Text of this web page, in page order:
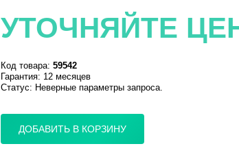
УТОЧНЯЙТЕ
Код товара: 59542
Гарантия: 12 месяцев
Статус: Неверные параметры запроса.
ДОБАВИТЬ В КОРЗИНУ